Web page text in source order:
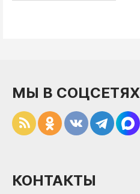
МЫ В СОЦСЕТЯХ
КОНТАКТЫ